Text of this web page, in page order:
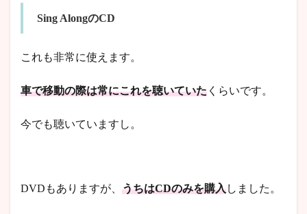
Sing AlongのCD
これも非常に使えます。
車で移動の際は常にこれを聴いていた くらいです。
今でも聴いていますし。
DVDもありますが、 うちはCDのみを購入しました。